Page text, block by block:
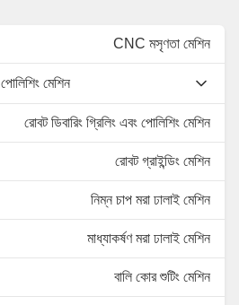
CNC মসৃণতা মেশিন
পোলিশিং মেশিন
রোবট ডিবারিং গ্রিলিং এবং পোলিশিং মেশিন
রোবট গ্রাইন্ডিং মেশিন
নিম্ন চাপ মরা ঢালাই মেশিন
মাধ্যাকর্ষণ মরা ঢালাই মেশিন
বালি কোর শুটিং মেশিন